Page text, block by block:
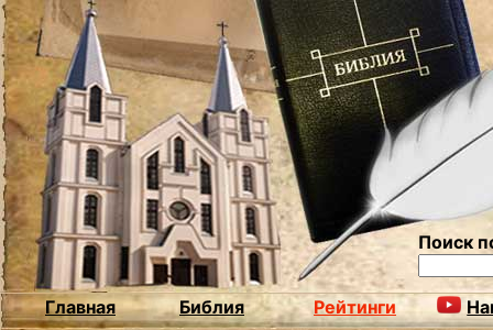
Поиск
Главная Библия Рейтинги